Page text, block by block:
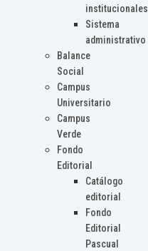
institucionales
Sistema
administrativo
Balance
Social
Campus
Universitario
Campus
Verde
Fondo
Editorial
Catálogo
editorial
Fondo
Editorial
Pascual